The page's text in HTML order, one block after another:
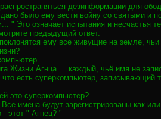
дезинформации для
было ему вести войну со святыми и
" Это означает испытания и несчастья
предыдущий ответ.
ему все живущие на земле,
Жизни Агнца ... каждый, чьё имя не
что есть суперкомпьютер, записывающий
это суперкомпьютер?
имена будут зарегистрированы как
- этот " Агнец? "